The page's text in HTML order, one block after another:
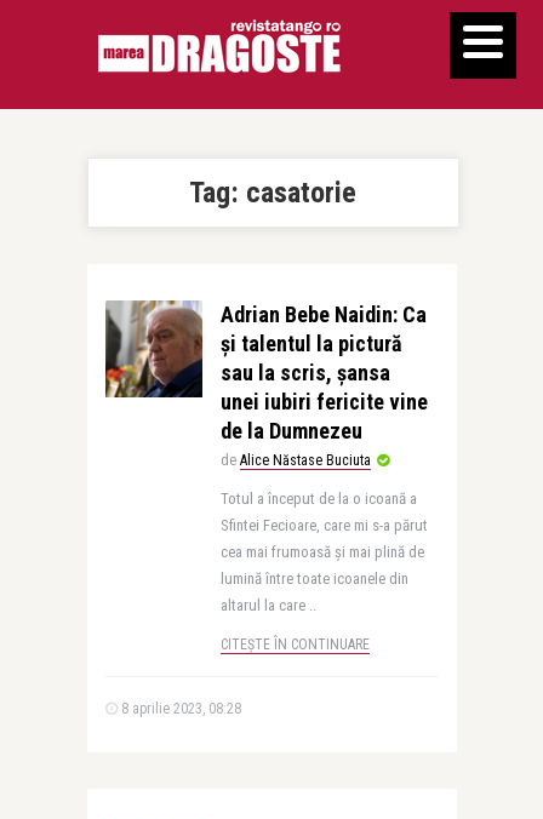
Tag: casatorie
Adrian Bebe Naidin: Ca
și talentul la pictură
sau la scris, șansa
unei iubiri fericite vine
de la Dumnezeu
de Alice Năstase Buciuta
Totul a început de la o icoană a
Sfintei Fecioare, care mi s-a părut
cea mai frumoasă și mai plină de
lumină între toate icoanele din
altarul la care ..
CITEȘTE ÎN CONTINUARE
8 aprilie 2023, 08:28